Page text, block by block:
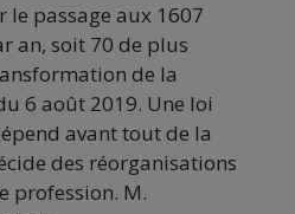
le passage aux 1607
an, soit 70 de plus
de la
6 août 2019. Une loi
avant tout de la
des réorganisations
profession. M.